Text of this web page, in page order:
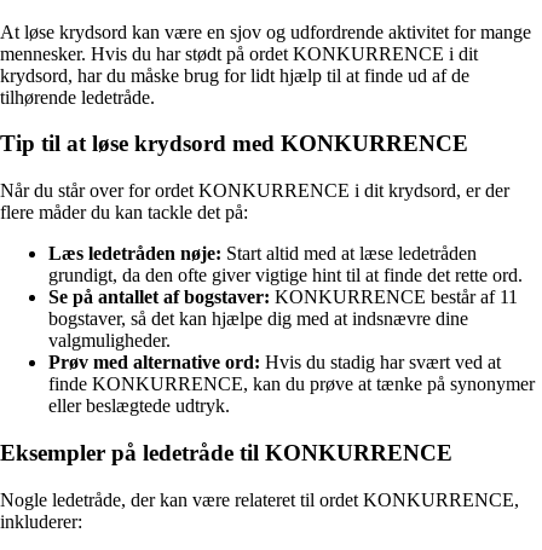
At løse krydsord kan være en sjov og udfordrende aktivitet for mange
mennesker. Hvis du har stødt på ordet KONKURRENCE i dit
krydsord, har du måske brug for lidt hjælp til at finde ud af de
tilhørende ledetråde.
Tip til at løse krydsord med KONKURRENCE
Når du står over for ordet KONKURRENCE i dit krydsord, er der
flere måder du kan tackle det på:
Læs ledetråden nøje: Start altid med at læse ledetråden
grundigt, da den ofte giver vigtige hint til at finde det rette ord.
Se på antallet af bogstaver: KONKURRENCE består af 11
bogstaver, så det kan hjælpe dig med at indsnævre dine
valgmuligheder.
Prøv med alternative ord: Hvis du stadig har svært ved at
finde KONKURRENCE, kan du prøve at tænke på synonymer
eller beslægtede udtryk.
Eksempler på ledetråde til KONKURRENCE
Nogle ledetråde, der kan være relateret til ordet KONKURRENCE,
inkluderer: